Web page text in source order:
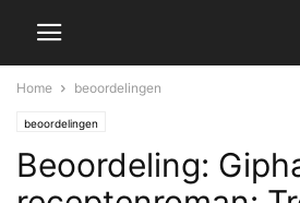
Home beoordelingen
beoordelingen
Beoordeling: